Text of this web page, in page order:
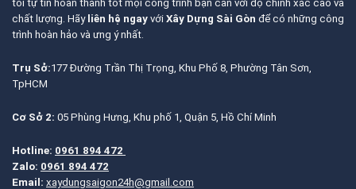
tôi tự tin hoàn thành tốt mọi công trình bạn cần với độ chính xác cao và
chất lượng. Hãy liên hệ ngay với Xây Dựng Sài Gòn để có những công
trình hoàn hảo và ưng ý nhất.
Trụ Sở:177 Đường Trần Thị Trọng, Khu Phố 8, Phường Tân Sơn,
TpHCM
Cơ Sở 2: 05 Phùng Hưng, Khu phố 1, Quận 5, Hồ Chí Minh
Hotline: 0961 894 472
Zalo: 0961 894 472
Email: xaydungsaigon24h@gmail.com